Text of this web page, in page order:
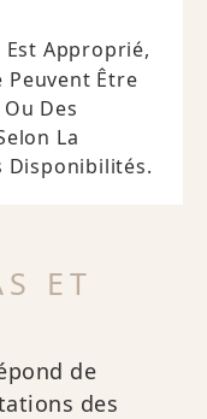
Est Approprié,
Peuvent Être
Des
La
Disponibilités.
ET
de
des